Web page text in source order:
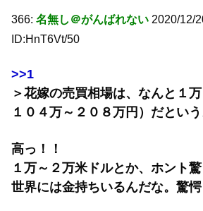
366: 名無し＠がんばれない 2020/12/
ID:HnT6Vt/50
>>1
＞花嫁の売買相場は、なんと１
１０４万～２０８万円）だという
高っ！！
１万～２万米ドルとか、ホント驚
世界には金持ちいるんだな。驚愕